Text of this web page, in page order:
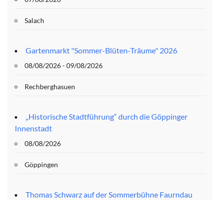
Salach
Gartenmarkt "Sommer-Blüten-Träume" 2026
08/08/2026 - 09/08/2026
Rechberghasuen
„Historische Stadtführung“ durch die Göppinger
Innenstadt
08/08/2026
Göppingen
Thomas Schwarz auf der Sommerbühne Faurndau